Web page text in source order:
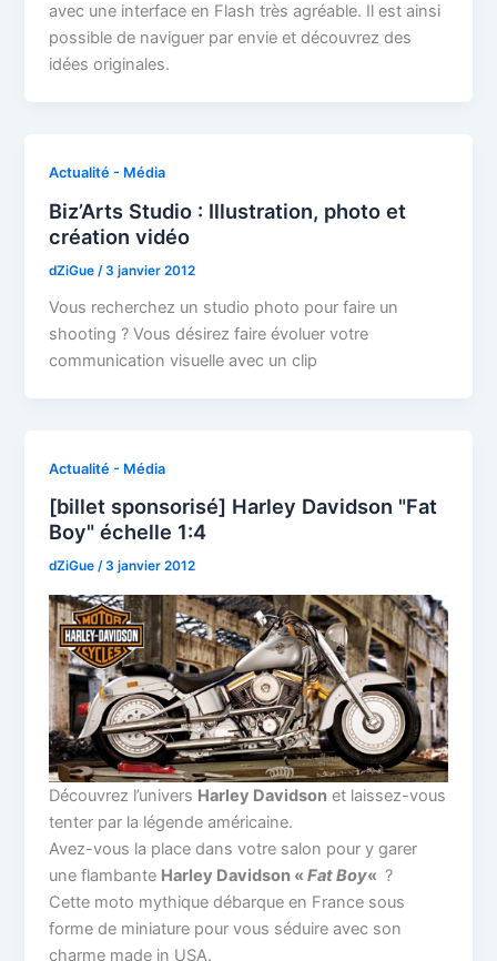
avec une interface en Flash très agréable. Il est ainsi
possible de naviguer par envie et découvrez des
idées originales.
Actualité - Média
Biz’Arts Studio : Illustration, photo et
création vidéo
dZiGue/3 janvier 2012
Vous recherchez un studio photo pour faire un
shooting ? Vous désirez faire évoluer votre
communication visuelle avec un clip
Actualité - Média
[billet sponsorisé] Harley Davidson "Fat
Boy" échelle 1:4
dZiGue/3 janvier 2012
Découvrez l’univers Harley Davidson et laissez-vous
tenter par la légende américaine.
Avez-vous la place dans votre salon pour y garer
une flambante Harley Davidson «Fat Boy« ?
Cette moto mythique débarque en France sous
forme de miniature pour vous séduire avec son
charme made in USA.